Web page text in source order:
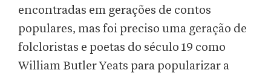
encontradas em gerações de contos
populares, mas foi preciso uma geração de
folcloristas e poetas do século 19 como
William Butler Yeats para popularizar a